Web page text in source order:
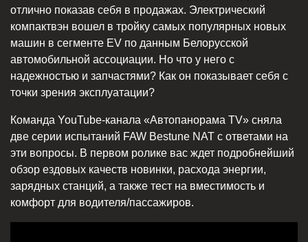
отлично показав себя в продажах. Электрический
компактвэн вошел в тройку самых популярных новых
машин в сегменте EV по данным Белорусской
автомобильной ассоциации. Но что у него с
надежностью и запчастями? Как он показывает себя с
точки зрения эксплуатации?
Команда YouTube-канала «Автопанорама TV» сняла
две серии испытаний FAW Bestune NAT с ответами на
эти вопросы. В первом ролике вас ждет подробнейший
обзор ездовых качеств новинки, расхода энергии,
зарядных станций, а также тест на вместимость и
комфорт для водителя/пассажиров.